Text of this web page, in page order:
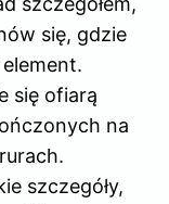
się, gdzie
się ofiarą
na
szczegóły,